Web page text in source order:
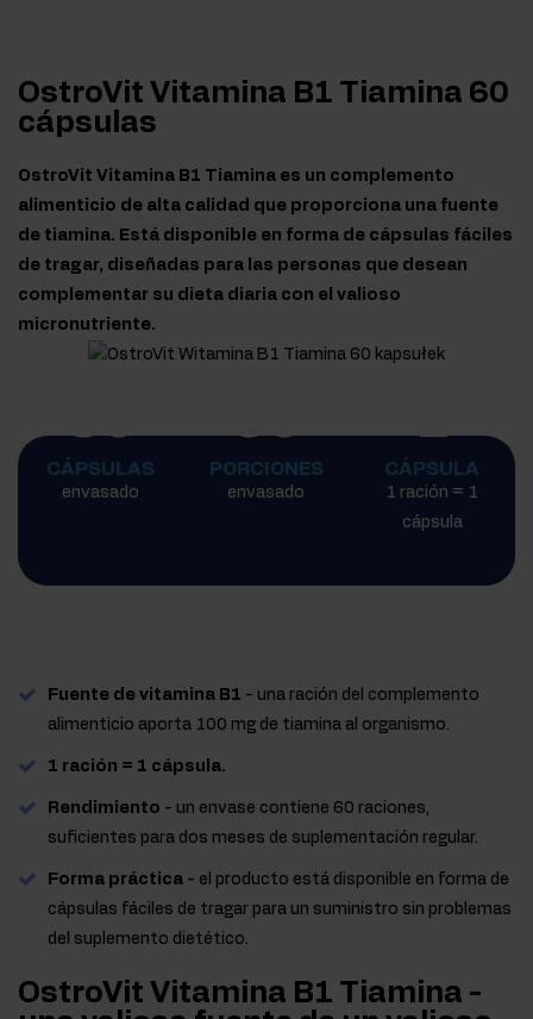
OstroVit Vitamina B1 Tiamina 60
cápsulas
OstroVit Vitamina B1 Tiamina es un complemento
alimenticio de alta calidad que proporciona una fuente
de tiamina. Está disponible en forma de cápsulas fáciles
de tragar, diseñadas para las personas que desean
complementar su dieta diaria con el valioso
micronutriente.
60
CÁPSULAS
envasado
60
PORCIONES
envasado
1
CÁPSULA
1 ración = 1
cápsula
Fuente de vitamina B1 - una ración del complemento
alimenticio aporta 100 mg de tiamina al organismo.
1 ración = 1 cápsula.
Rendimiento - un envase contiene 60 raciones,
suficientes para dos meses de suplementación regular.
Forma práctica - el producto está disponible en forma de
cápsulas fáciles de tragar para un suministro sin problemas
del suplemento dietético.
OstroVit Vitamina B1 Tiamina -